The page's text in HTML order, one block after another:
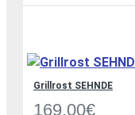
Grillrost SEHNDE
169,00€